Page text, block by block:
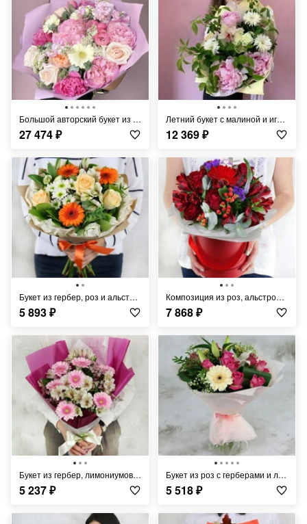
Большой авторский букет из элитных сортовых цветов
27 474₽
Летний букет с малиной и игольчатыми герберами
12 369₽
Букет из гербер, роз и альстромерии в крафте
5 893₽
Композиция из роз, альстромерий и герберы в шляпной коробке
7 868₽
Букет из гербер, лимониумов и альстромерий
5 237₽
Букет из роз с герберами и лилией в упаковке
5 518₽